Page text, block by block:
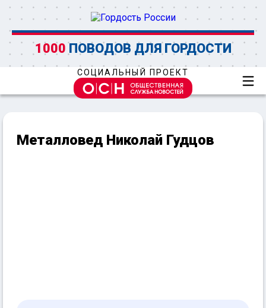
1000 ПОВОДОВ ДЛЯ ГОРДОСТИ
СОЦИАЛЬНЫЙ ПРОЕКТ
Металловед Николай Гудцов